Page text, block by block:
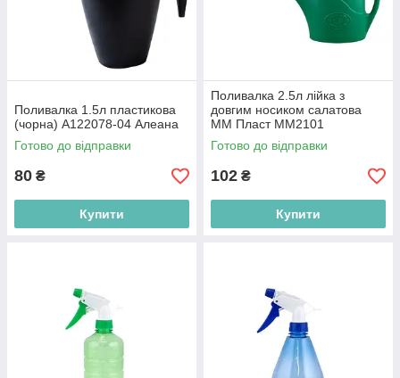
Поливалка 1.5л пластикова
(чорна) А122078-04 Алеана
Готово до відправки
80 ₴
Купити
Поливалка 2.5л лійка з
довгим носиком салатова
ММ Пласт ММ2101
Готово до відправки
102 ₴
Купити